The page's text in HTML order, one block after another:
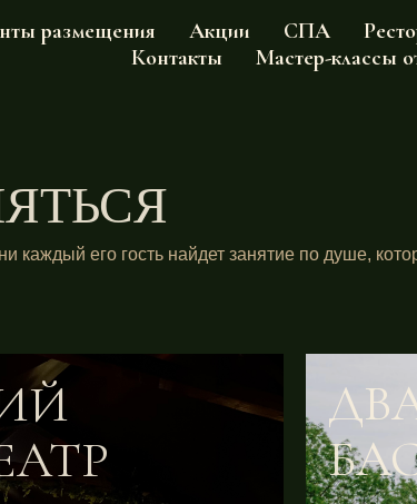
размещения Акции СПА
Контакты
Мастер-классы
каждый его гость найдет занятие по душе,